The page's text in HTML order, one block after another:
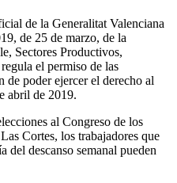
de la Generalitat Valenciana
de 25 de marzo, de la
Sectores Productivos,
el permiso de las
de poder ejercer el derecho al
abril de 2019.
al Congreso de los
Cortes, los trabajadores que
del descanso semanal pueden